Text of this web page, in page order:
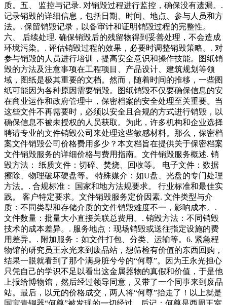
质。五、 监控与记录. 对销毁过程进行监控，确保没有遗漏。.
记录销毁的详细信息，包括日期、时间、地点、参与人员和方
法。. 保留销毁记录，以备审计和证明销毁过程的完整性。
六、 后续处理. 确保销毁后的残留物得到妥善处理，不会造成
环境污染。. 评估销毁过程的效果，必要时调整销毁策略。. 对
参与销毁的人员进行培训，提高安全意识和操作技能。图纸销
毁的方法及注意事项在工程项目、产品设计、建筑规划等领
域，图纸是极其重要的文档。然而，随着时间的推移，一些图
纸可能因为各种原因需要销毁。图纸销毁不仅要确保信息的安
在商业运作和政府管理中，保密档案的安全处理至关重要。当
这些文件不再需要时，必须以安全且合规的方式进行销毁，以
确保信息不被未授权的人员获取。为此，许多机构和企业选择
聘请专业的文件销毁公司来处理这些敏感材料。那么，保密档
案文件销毁公司价格费用多少？本文档旨在提供关于保密档案
文件销毁服务的详细价格与费用指南。文件销毁服务概述. 销
毁方法： 纸质文件：切碎、焚烧、回收等。 电子文件：数据
擦除、物理破坏硬盘等。 特殊媒介：如U盘、光盘的专门处理
方法。. 合规标准： 国家和地方法规要求。 行业标准和最佳实
践。 客户特定要求。文件销毁服务定价因素. 文件类型与介
质：不同类型和存储介质的文件销毁难度不一，影响成本。.
文件数量：批量大小直接关联总费用。. 销毁方法：不同销毁
技术的成本差异。. 服务地点：现场销毁或送往指定设施的费
用差异。. 附加服务：如文件打包、分类、运输等。6. 紧急程
物馆的研究员王永光来到废品站，想筛检有价值的东西回购，
结果一眼就看到了那个满身脏兮兮的“何尊”。因为王永光担心
只凭自己的学识不足以看出这金属器物的真假和价值，于是他
上报给博物馆，然后经过领导同意，又带了一个同事来到废品
站。最后，以元的价格成交，两人将“何尊”抬走了！以上就是